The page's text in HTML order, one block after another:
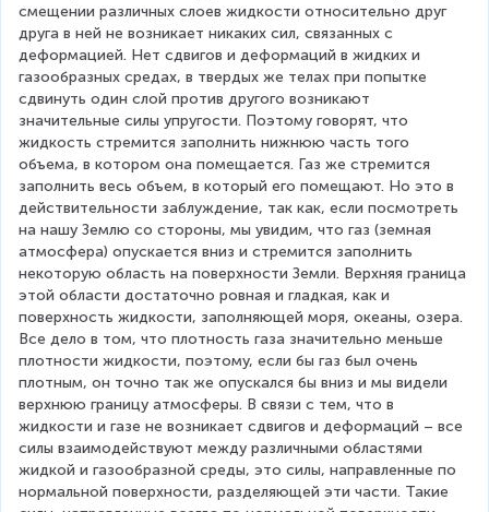
смещении различных слоев жидкости относительно друг
друга в ней не возникает никаких сил, связанных с
деформацией. Нет сдвигов и деформаций в жидких и
газообразных средах, в твердых же телах при попытке
сдвинуть один слой против другого возникают
значительные силы упругости. Поэтому говорят, что
жидкость стремится заполнить нижнюю часть того
объема, в котором она помещается. Газ же стремится
заполнить весь объем, в который его помещают. Но это в
действительности заблуждение, так как, если посмотреть
на нашу Землю со стороны, мы увидим, что газ (земная
атмосфера) опускается вниз и стремится заполнить
некоторую область на поверхности Земли. Верхняя граница
этой области достаточно ровная и гладкая, как и
поверхность жидкости, заполняющей моря, океаны, озера.
Все дело в том, что плотность газа значительно меньше
плотности жидкости, поэтому, если бы газ был очень
плотным, он точно так же опускался бы вниз и мы видели
верхнюю границу атмосферы. В связи с тем, что в
жидкости и газе не возникает сдвигов и деформаций – все
силы взаимодействуют между различными областями
жидкой и газообразной среды, это силы, направленные по
нормальной поверхности, разделяющей эти части. Такие